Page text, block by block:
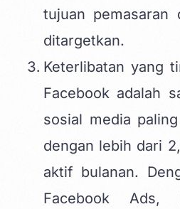
tujuan pemasaran
ditargetkan.
Keterlibatan yang
Facebook adalah
sosial media
dengan lebih dari
aktif bulanan.
Facebook Ads,